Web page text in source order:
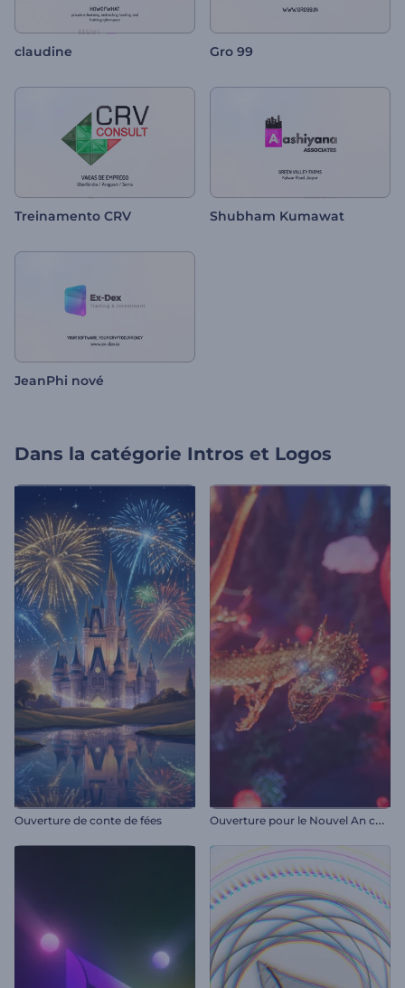
claudine Gro 99
Treinamento CRV Shubham Kumawat
JeanPhi nové
Dans la catégorie Intros et Logos
Ouverture de conte de fées O
uverture pour le Nouvel An chinois